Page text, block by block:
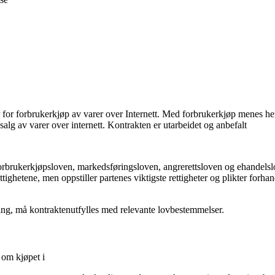
for forbrukerkjøp av varer over Internett. Med forbrukerkjøp menes
av varer over internett. Kontrakten er utarbeidet og anbefalt
markedsføringsloven, angrerettsloven og
men oppstiller partenes viktigste rettigheter og plikter
må kontraktenutfylles med relevante lovbestemmelser.
kjøpet i